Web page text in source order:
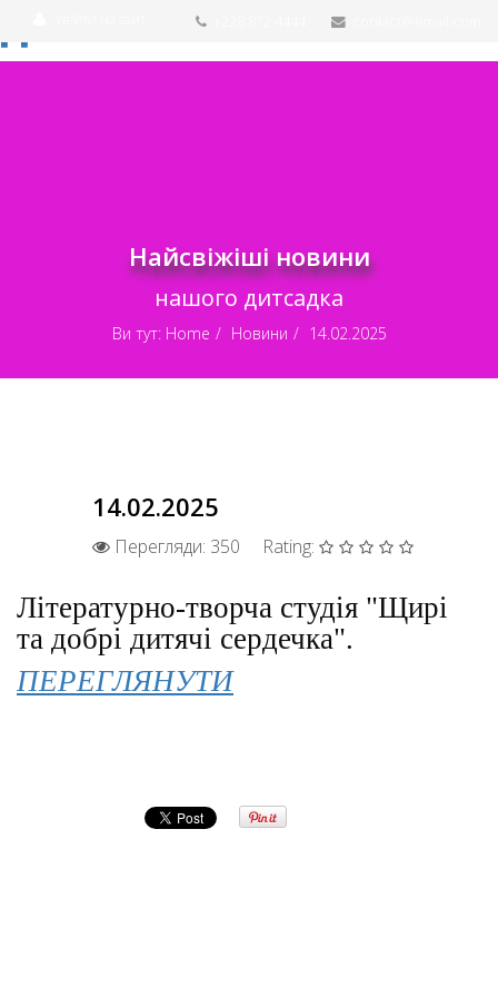
Найсвіжіші новини
нашого дитсадка
Ви тут: Home Новини 14.02.2025
14.02.2025
Перегляди: 350 Rating:
Літературно-творча студія "Щирі
та добрі дитячі сердечка".
ПЕРЕГЛЯНУТИ